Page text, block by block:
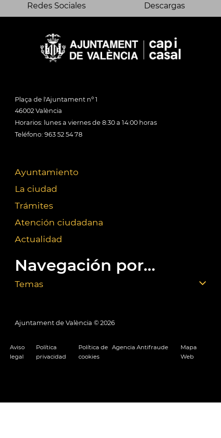
Redes Sociales Descargas
Plaça de l'Ajuntament nº 1
46002 València
Horarios: lunes a viernes de 8:30 a 14:00 horas
Teléfono: 963 52 54 78
Ayuntamiento
La ciudad
Trámites
Atención ciudadana
Actualidad
Navegación por...
Temas
Ajuntament de València © 2026
Aviso
legal
Política
privacidad
Política de
cookies
Agencia Antifraude
Mapa
Web